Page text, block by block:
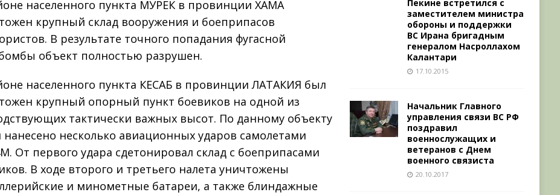
населенного пункта МУРЕК в провинции ХАМА
крупный склад вооружения и боеприпасов
В результате точного попадания фугасной
объект полностью разрушен.
населенного пункта КЕСАБ в провинции ЛАТАКИЯ был
крупный опорный пункт боевиков на одной из
тактически важных высот. По данному объекту
несколько авиационных ударов самолетами
От первого удара сдетонировал склад с боеприпасами
В ходе второго и третьего налета уничтожены
и минометные батареи, а также блиндажные
Пекине встретился с
заместителем министра
обороны и поддержки
ВС Ирана бригадным
генералом Насроллахом
Калантари
17.10.2015
Начальник Главного
управления связи ВС РФ
поздравил
военнослужащих и
ветеранов с Днем
военного связиста
20.10.2017